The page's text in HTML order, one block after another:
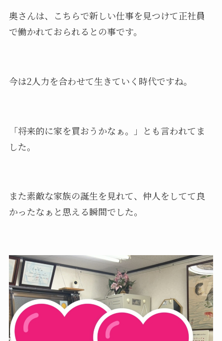
奥さんは、こちらで新しい仕事を見つけて正社員
で働かれておられるとの事です。
今は2人力を合わせて生きていく時代ですね。
「将来的に家を買おうかなぁ。」とも言われてま
した。
また素敵な家族の誕生を見れて、仲人をしてて良
かったなぁと思える瞬間でした。